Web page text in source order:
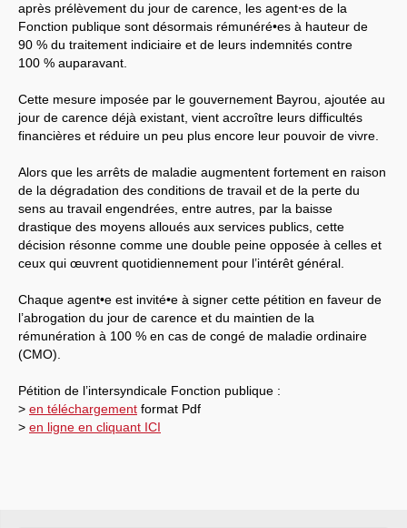
après prélèvement du jour de carence, les agent⋅es de la
Fonction publique sont désormais rémunéré•es à hauteur de
90 % du traitement indiciaire et de leurs indemnités contre
100 % auparavant.
Cette mesure imposée par le gouvernement Bayrou, ajoutée au
jour de carence déjà existant, vient accroître leurs difficultés
financières et réduire un peu plus encore leur pouvoir de vivre.
Alors que les arrêts de maladie augmentent fortement en raison
de la dégradation des conditions de travail et de la perte du
sens au travail engendrées, entre autres, par la baisse
drastique des moyens alloués aux services publics, cette
décision résonne comme une double peine opposée à celles et
ceux qui œuvrent quotidiennement pour l’intérêt général.
Chaque agent•e est invité•e à signer cette pétition en faveur de
l’abrogation du jour de carence et du maintien de la
rémunération à 100 % en cas de congé de maladie ordinaire
(CMO).
Pétition de l’intersyndicale Fonction publique :
> en téléchargement format Pdf
> en ligne en cliquant ICI